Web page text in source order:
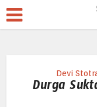
Devi
Durga